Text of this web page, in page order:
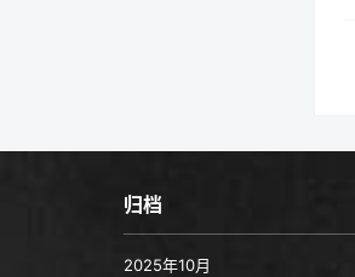
归档
2025年10月